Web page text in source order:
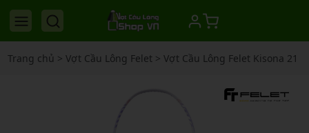
Trang chủ > Vợt Cầu Lông Felet> Vợt Cầu Lông Felet Kisona 21